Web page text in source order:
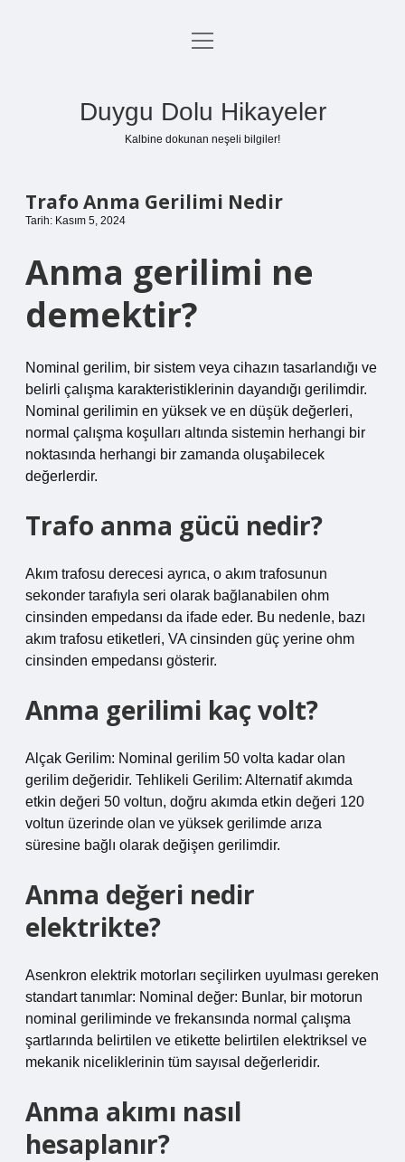
Anasayfa
menüyü
Duygu Dolu Hikayeler
Kalbine dokunan neşeli bilgiler!
Trafo Anma Gerilimi Nedir
Tarih: Kasım 5, 2024
Anma gerilimi ne
demektir?
Nominal gerilim, bir sistem veya cihazın tasarlandığı ve
belirli çalışma karakteristiklerinin dayandığı gerilimdir.
Nominal gerilimin en yüksek ve en düşük değerleri,
normal çalışma koşulları altında sistemin herhangi bir
noktasında herhangi bir zamanda oluşabilecek
değerlerdir.
Trafo anma gücü nedir?
Akım trafosu derecesi ayrıca, o akım trafosunun
sekonder tarafıyla seri olarak bağlanabilen ohm
cinsinden empedansı da ifade eder. Bu nedenle, bazı
akım trafosu etiketleri, VA cinsinden güç yerine ohm
cinsinden empedansı gösterir.
Anma gerilimi kaç volt?
Alçak Gerilim: Nominal gerilim 50 volta kadar olan
gerilim değeridir. Tehlikeli Gerilim: Alternatif akımda
etkin değeri 50 voltun, doğru akımda etkin değeri 120
voltun üzerinde olan ve yüksek gerilimde arıza
süresine bağlı olarak değişen gerilimdir.
Anma değeri nedir
elektrikte?
Asenkron elektrik motorları seçilirken uyulması gereken
standart tanımlar: Nominal değer: Bunlar, bir motorun
nominal geriliminde ve frekansında normal çalışma
şartlarında belirtilen ve etikette belirtilen elektriksel ve
mekanik niceliklerinin tüm sayısal değerleridir.
Anma akımı nasıl
hesaplanır?